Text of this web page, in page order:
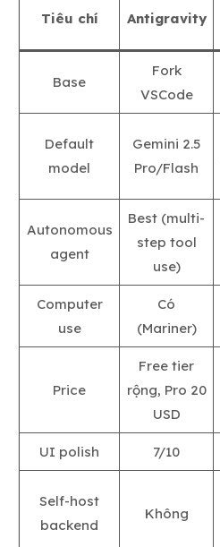
Tiêu chí Antigravity
Base
Fork
VSCode
Default
model
Gemini 2.5
Pro/Flash
Autonomous
agent
Best (multi-
step tool
use)
Computer
use
Có
(Mariner)
Price
Free tier
rộng, Pro 20
USD
UI polish 7/10
Self-host
backend
Không